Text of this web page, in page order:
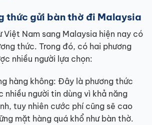
thức gửi bàn thờ đi Malaysia
Nam sang Malaysia hiện nay có
thức. Trong đó, có hai phương
nhiều người lựa chọn:
hàng không: Đây là phương thức
nhiều người tin dùng vì khả năng
tuy nhiên cước phí cũng sẽ cao
mặt hàng quá khổ như bàn thờ.